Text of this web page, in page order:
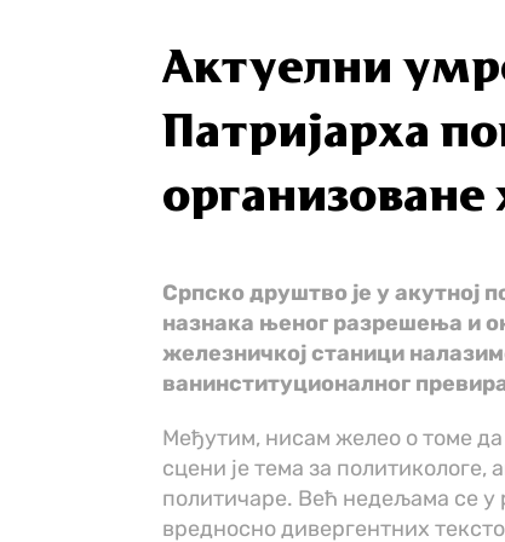
Актуелни
Патријарха
организоване
Српско друштво је у акутној
назнака њеног разрешења и
железничкој станици
ванинституционалног
Међутим, нисам желео о томе
сцени је тема за политикологе,
политичаре. Већ недељама се у
вредносно дивергентних